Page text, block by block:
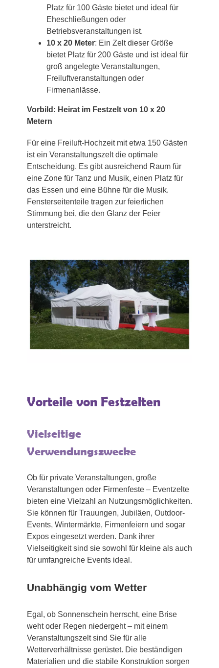
Platz für 100 Gäste bietet und ideal für
Eheschließungen oder
Betriebsveranstaltungen ist.
10 x 20 Meter: Ein Zelt dieser Größe
bietet Platz für 200 Gäste und ist ideal für
groß angelegte Veranstaltungen,
Freiluftveranstaltungen oder
Firmenanlässe.
Vorbild: Heirat im Festzelt von 10 x 20
Metern
Für eine Freiluft-Hochzeit mit etwa 150 Gästen
ist ein Veranstaltungszelt die optimale
Entscheidung. Es gibt ausreichend Raum für
eine Zone für Tanz und Musik, einen Platz für
das Essen und eine Bühne für die Musik.
Fensterseitenteile tragen zur feierlichen
Stimmung bei, die den Glanz der Feier
unterstreicht.
Vorteile von Festzelten
Vielseitige
Verwendungszwecke
Ob für private Veranstaltungen, große
Veranstaltungen oder Firmenfeste – Eventzelte
bieten eine Vielzahl an Nutzungsmöglichkeiten.
Sie können für Trauungen, Jubiläen, Outdoor-
Events, Wintermärkte, Firmenfeiern und sogar
Expos eingesetzt werden. Dank ihrer
Vielseitigkeit sind sie sowohl für kleine als auch
für umfangreiche Events ideal.
Unabhängig vom Wetter
Egal, ob Sonnenschein herrscht, eine Brise
weht oder Regen niedergeht – mit einem
Veranstaltungszelt sind Sie für alle
Wetterverhältnisse gerüstet. Die beständigen
Materialien und die stabile Konstruktion sorgen